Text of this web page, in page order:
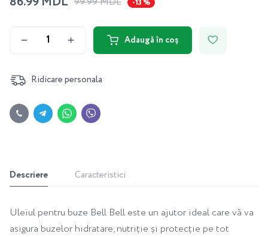
-13 %
Adaugă în coș
Ridicare personala
Descriere Caracteristici
Uleiul pentru buze Bell Bell este un ajutor ideal care vă va
asigura buzelor hidratare, nutriție și protecție pe tot